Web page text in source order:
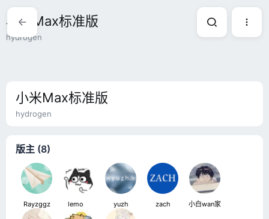
小米Max标准版
hydrogen
小米Max标准版
hydrogen
版主 (8)
Rayzggz lemoㅤ yuzh zach 小白wan家